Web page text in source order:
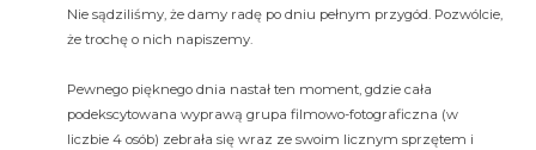
Nie sądziliśmy, że damy radę po dniu pełnym przygód. Pozwólcie,
że trochę o nich napiszemy.
Pewnego pięknego dnia nastał ten moment, gdzie cała
podekscytowana wyprawą grupa filmowo-fotograficzna (w
liczbie 4 osób) zebrała się wraz ze swoim licznym sprzętem i